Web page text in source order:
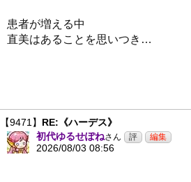
患者が増える中
直美はあることを思いつき…
【9471】 RE:《ハーデス》
初代ゆるせぽねさん
2026/08/03 08:56